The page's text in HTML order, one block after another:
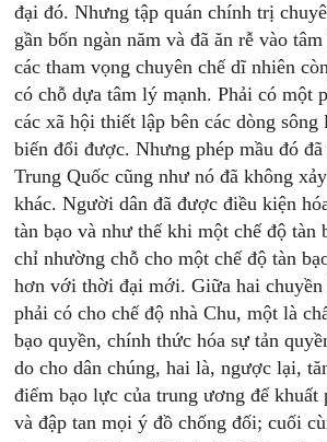
đại đó. Nhưng tập quán chính trị
gần bốn ngàn năm và đã ăn rễ vào
các tham vọng chuyên chế dĩ nhiên
có chỗ dựa tâm lý mạnh. Phải có một
các xã hội thiết lập bên các dòng
biến đổi được. Nhưng phép mầu đó
Trung Quốc cũng như nó đã không
khác. Người dân đã được điều kiện
tàn bạo và như thế khi một chế độ tàn
chỉ nhường chỗ cho một chế độ tàn
hơn với thời đại mới. Giữa hai chuyền
phải có cho chế độ nhà Chu, một là
bạo quyền, chính thức hóa sự tản
do cho dân chúng, hai là, ngược lại,
điểm bạo lực của trung ương để khuất
và đập tan mọi ý đồ chống đối; cuối